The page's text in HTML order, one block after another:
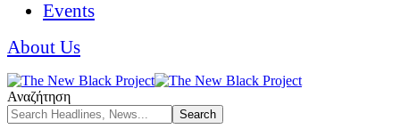
Events
About Us
Αναζήτηση